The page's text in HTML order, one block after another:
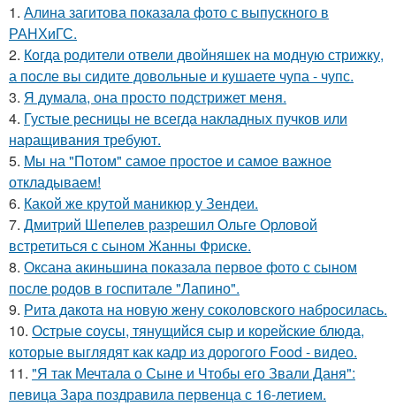
1. Алина загитова показала фото с выпускного в
РАНХиГС.
2. Когда родители отвели двойняшек на модную стрижку,
а после вы сидите довольные и кушаете чупа - чупс.
3. Я думала, она просто подстрижет меня.
4. Густые ресницы не всегда накладных пучков или
наращивания требуют.
5. Мы на "Потом" самое простое и самое важное
откладываем!
6. Какой же крутой маникюр у Зендеи.
7. Дмитрий Шепелев разрешил Ольге Орловой
встретиться с сыном Жанны Фриске.
8. Оксана акиньшина показала первое фото с сыном
после родов в госпитале "Лапино".
9. Рита дакота на новую жену соколовского набросилась.
10. Острые соусы, тянущийся сыр и корейские блюда,
которые выглядят как кадр из дорогого Food - видео.
11. "Я так Мечтала о Сыне и Чтобы его Звали Даня":
певица Зара поздравила первенца с 16-летием.